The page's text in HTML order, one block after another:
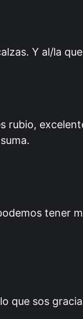
Y al/la
rubio,
tener
que sos